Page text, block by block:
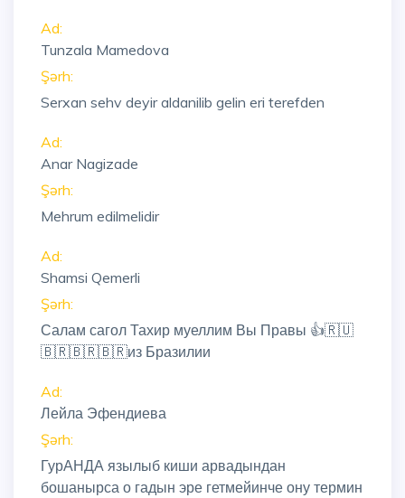
Ad:
Tunzala Mamedova
Şərh:
Serxan sehv deyir aldanilib gelin eri terefden
Ad:
Anar Nagizade
Şərh:
Mehrum edilmelidir
Ad:
Shamsi Qemerli
Şərh:
Салам сагол Тахир муеллим Вы Правы 👍🇷🇺
🇧🇷🇧🇷🇧🇷из Бразилии
Ad:
Лейла Эфендиева
Şərh:
ГурАНДА язылыб киши арвадындан
бошанырса о гадын эре гетмейинче ону термин